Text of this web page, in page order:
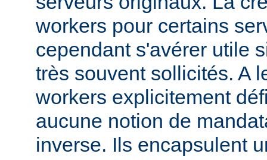
workers pour certains
cependant s'avérer utile
très souvent sollicités. A
workers explicitement
aucune notion de
inverse. Ils encapsulent